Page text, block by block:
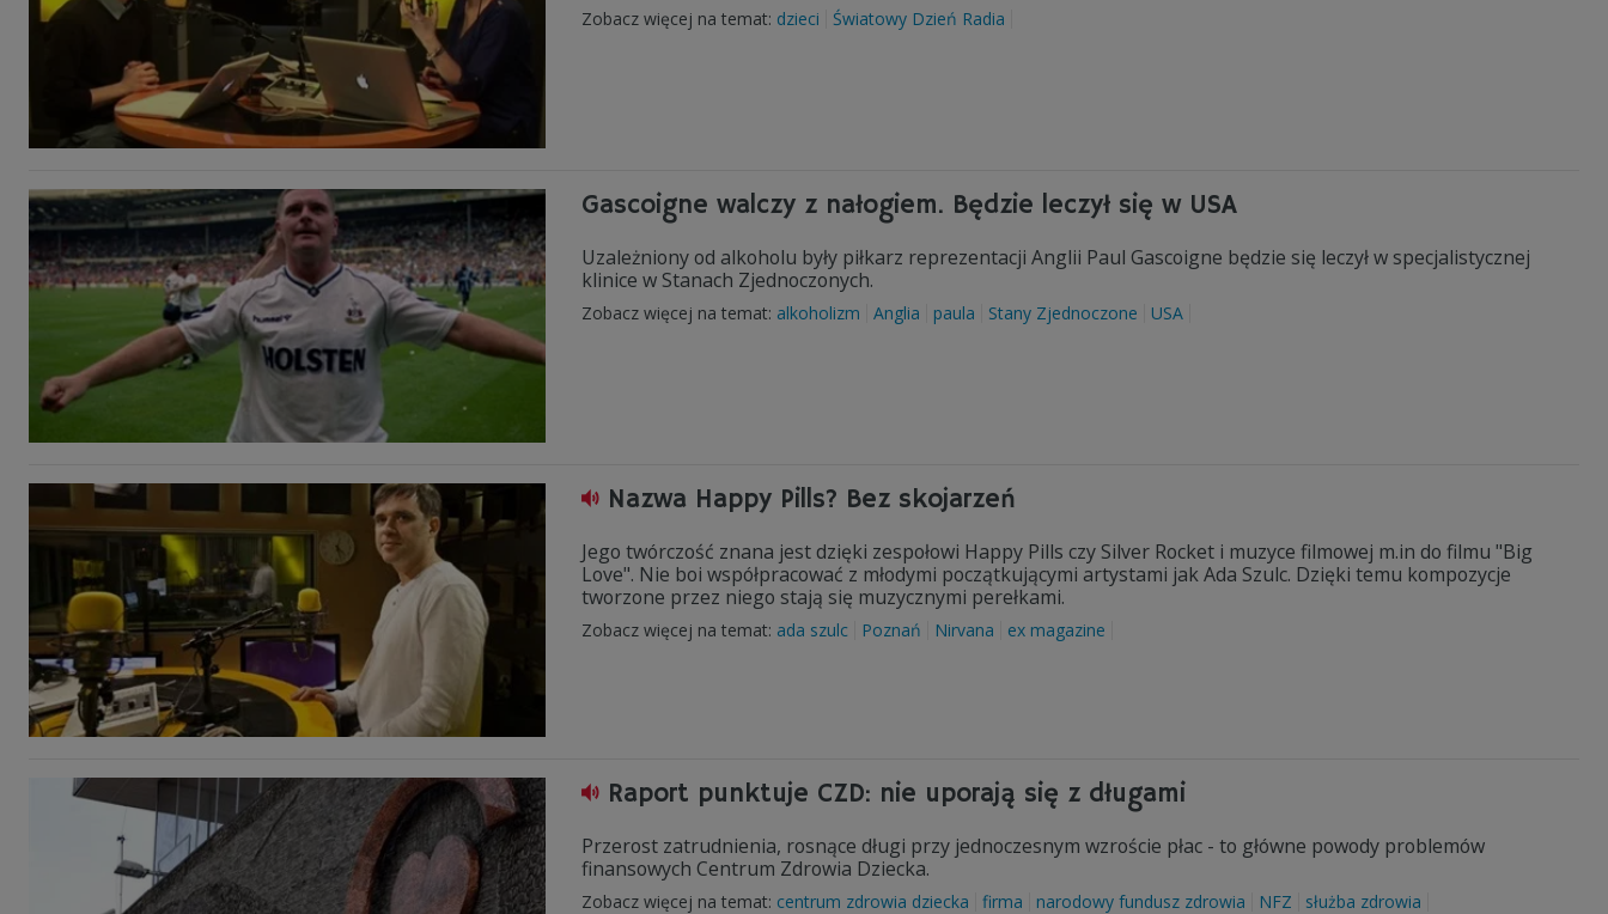
Zobacz więcej na temat: dzieci Światowy Dzień Radia
Gascoigne walczy z nałogiem. Będzie leczył się w USA
Uzależniony od alkoholu były piłkarz reprezentacji Anglii Paul Gascoigne będzie się leczył w specjalistycznej
klinice w Stanach Zjednoczonych.
Zobacz więcej na temat: alkoholizm Anglia paula Stany Zjednoczone USA
Nazwa Happy Pills? Bez skojarzeń
Jego twórczość znana jest dzięki zespołowi Happy Pills czy Silver Rocket i muzyce filmowej m.in do filmu "Big
Love". Nie boi współpracować z młodymi początkującymi artystami jak Ada Szulc. Dzięki temu kompozycje
tworzone przez niego stają się muzycznymi perełkami.
Zobacz więcej na temat: ada szulc Poznań Nirvana ex magazine
Raport punktuje CZD: nie uporają się z długami
Przerost zatrudnienia, rosnące długi przy jednoczesnym wzroście płac - to główne powody problemów
finansowych Centrum Zdrowia Dziecka.
Zobacz więcej na temat: centrum zdrowia dziecka firma narodowy fundusz zdrowia NFZ służba zdrowia